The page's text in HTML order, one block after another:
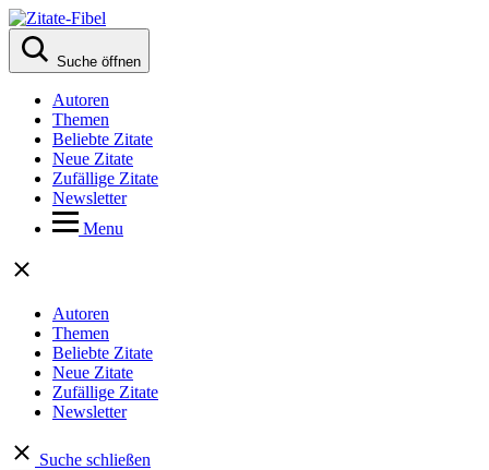
Suche öffnen
Autoren
Themen
Beliebte Zitate
Neue Zitate
Zufällige Zitate
Newsletter
Menu
Autoren
Themen
Beliebte Zitate
Neue Zitate
Zufällige Zitate
Newsletter
Suche schließen